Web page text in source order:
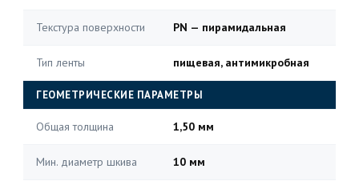
Текстура поверхности PN — пирамидальная
Тип ленты пищевая, антимикробная
ГЕОМЕТРИЧЕСКИЕ ПАРАМЕТРЫ
Общая толщина 1,50 мм
Мин. диаметр шкива 10 мм